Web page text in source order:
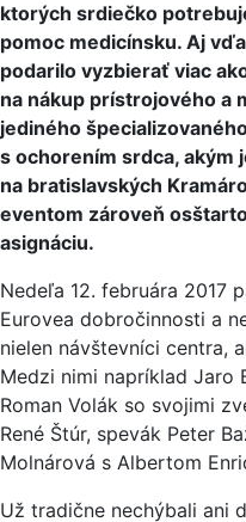
ktorých srdiečko
pomoc medicínsku. Aj
podarilo vyzbierať viac
na nákup prístrojového a
jediného
s ochorením srdca, akým
na bratislavských
eventom zároveň
asignáciu.
Nedeľa 12. februára 2017
Eurovea dobročinnosti a
nielen návštevníci centra,
Medzi nimi napríklad Jaro
Roman Volák so svojimi
René Štúr, spevák Peter
Molnárová s Albertom
Už tradične nechýbali ani